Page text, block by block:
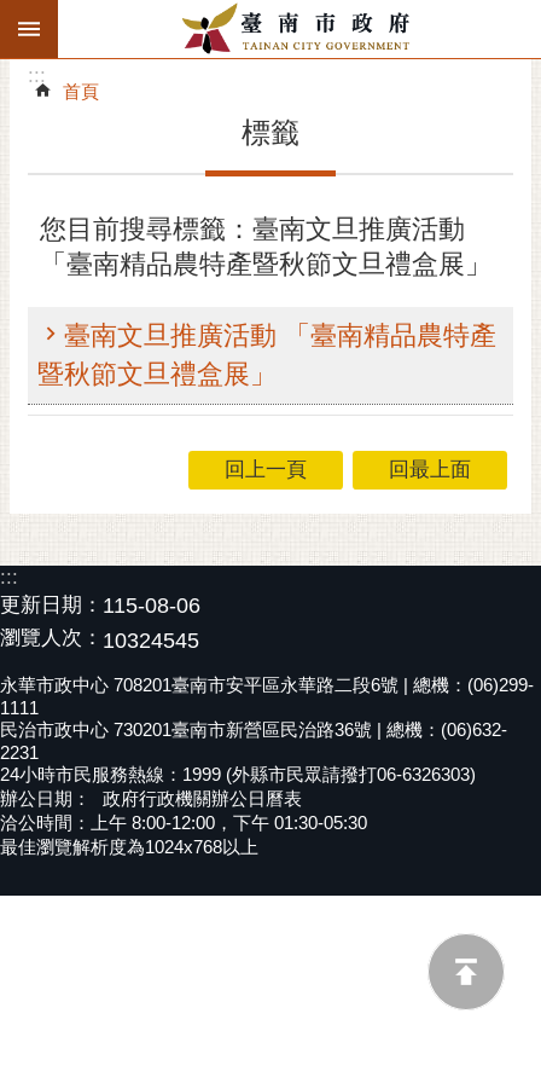
跳到主要內容區塊
搜
階
精彩府城
市府動態
市府團隊
主題服務
市民互動
黃
偉
哲
螢
光
花
泉
桐
花
祭
:::
:::
首頁
標籤
您目前搜尋標籤：臺南文旦推廣活動
「臺南精品農特產暨秋節文旦禮盒展」
臺南文旦推廣活動 「臺南精品農特產
暨秋節文旦禮盒展」
回上一頁 回最上面
:::
更新日期： 115-08-06
瀏覽人次： 10324545
永華市政中心 708201臺南市安平區永華路二段6號 | 總機：(06)299-
1111
民治市政中心 730201臺南市新營區民治路36號 | 總機：(06)632-
2231
24小時市民服務熱線：1999 (外縣市民眾請撥打06-6326303)
辦公日期：
政府行政機關辦公日曆表
洽公時間：上午 8:00-12:00，下午 01:30-05:30
最佳瀏覽解析度為1024x768以上